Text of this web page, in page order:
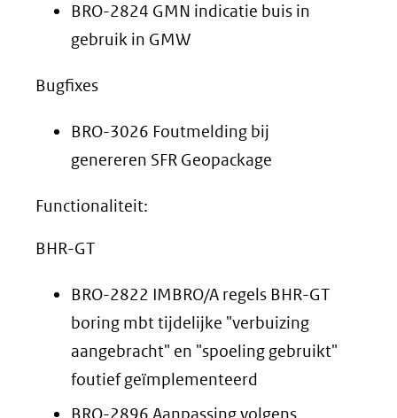
BRO-2824 GMN indicatie buis in
gebruik in GMW
Bugfixes
BRO-3026 Foutmelding bij
genereren SFR Geopackage
Functionaliteit:
BHR-GT
BRO-2822 IMBRO/A regels BHR-GT
boring mbt tijdelijke "verbuizing
aangebracht" en "spoeling gebruikt"
foutief geïmplementeerd